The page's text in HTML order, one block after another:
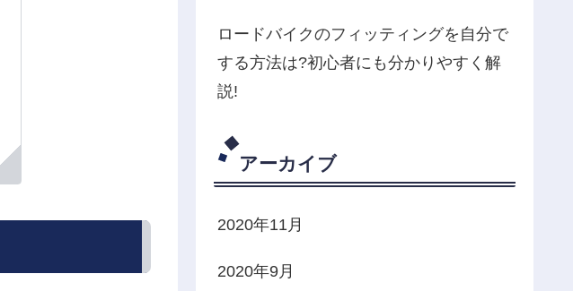
ロードバイクのフィッティングを自分で
する方法は?初心者にも分かりやすく解
説!
アーカイブ
2020年11月
2020年9月